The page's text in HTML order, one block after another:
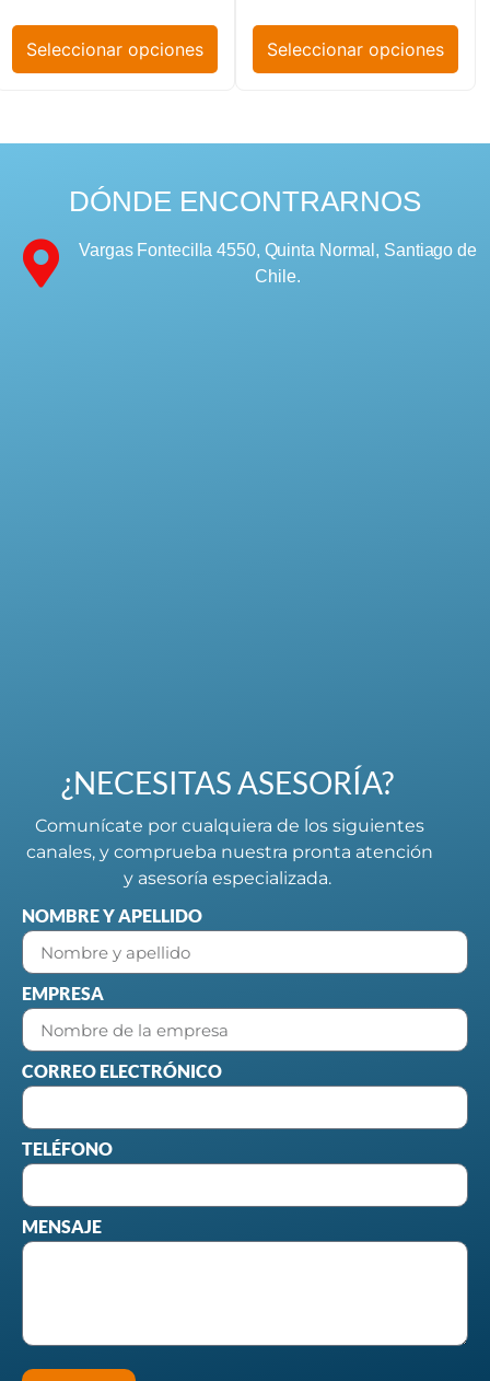
Seleccionar opciones Seleccionar opciones
DÓNDE ENCONTRARNOS
Vargas Fontecilla 4550, Quinta Normal, Santiago de
Chile.
¿NECESITAS ASESORÍA?
Comunícate por cualquiera de los siguientes
canales, y comprueba nuestra pronta atención
y asesoría especializada.
NOMBRE Y APELLIDO
EMPRESA
CORREO ELECTRÓNICO
TELÉFONO
MENSAJE